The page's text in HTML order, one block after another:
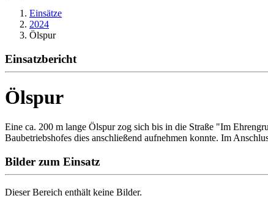
Einsätze
2024
Ölspur
Einsatzbericht
Ölspur
Eine ca. 200 m lange Ölspur zog sich bis in die Straße "Im
Baubetriebshofes dies anschließend aufnehmen konnte. Im
Bilder zum Einsatz
Dieser Bereich enthält keine Bilder.